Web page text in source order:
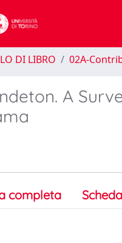
DI LIBRO 02A-
A
completa